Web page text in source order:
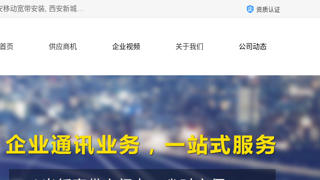
公司主要经营西安电信宽带安装,西安光纤专线安装,西安宽带安装,西安宽带办理,西安联通宽带安装,西安移动宽带安装, 西安新城赛派通讯商行从事西安地区的联通，移动，电信宽带安装，光纤专线安装，宽带办理等业务 资质认证
页 供应商机 企业视频 关于我们 公司动态
识 客户案例 联系方式